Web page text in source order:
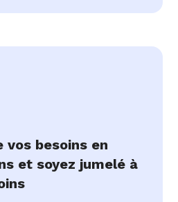
vos besoins en
et soyez jumelé à